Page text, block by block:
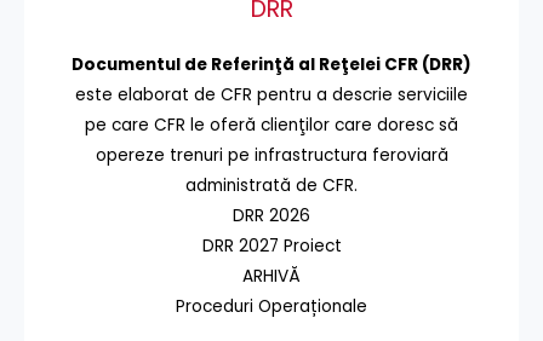
DRR
Documentul de Referinţă al Reţelei CFR (DRR)
este elaborat de CFR pentru a descrie serviciile
pe care CFR le oferă clienţilor care doresc să
opereze trenuri pe infrastructura feroviară
administrată de CFR.
DRR 2026
DRR 2027 Proiect
ARHIVĂ
Proceduri Operaționale